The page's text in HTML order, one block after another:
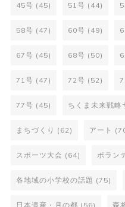
45号 (45) 51号 (44)
58号 (47) 60号 (49)
67号 (45) 68号 (50)
71号 (47) 72号 (52)
77号 (45) ちくま未来戦略
まちづくり (62) アート
スポーツ大会 (64) ボラン
各地域の小学校の話題 (75)
日本遺産・月の都 (56) 森